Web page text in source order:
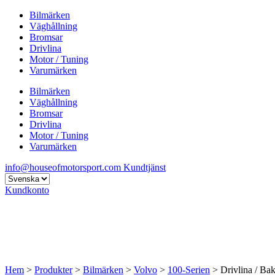
Bilmärken
Väghållning
Bromsar
Drivlina
Motor / Tuning
Varumärken
Bilmärken
Väghållning
Bromsar
Drivlina
Motor / Tuning
Varumärken
info@houseofmotorsport.com Kundtjänst
Kundkonto
Hem > Produkter> Bilmärken > Volvo > 100-Serien > Drivlina /